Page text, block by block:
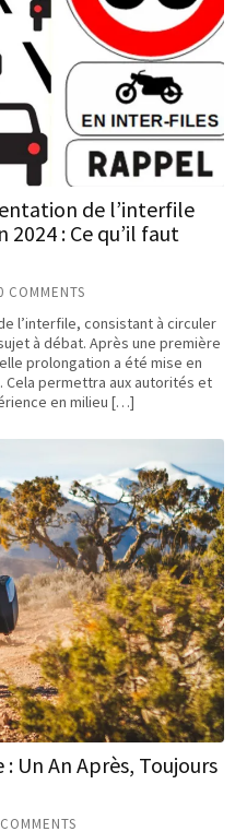
de l’interfile
2024 : Ce qu’il faut
COMMENTS
l’interfile, consistant à circuler
à débat. Après une première
prolongation a été mise en
Cela permettra aux autorités et
en milieu […]
Un An Après, Toujours